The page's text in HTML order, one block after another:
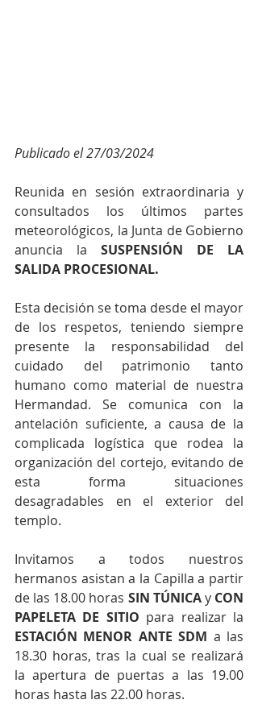
Publicado el 27/03/2024
Reunida en sesión extraordinaria y
consultados los últimos partes
meteorológicos, la Junta de Gobierno
anuncia la SUSPENSIÓN DE LA
SALIDA PROCESIONAL.
Esta decisión se toma desde el mayor
de los respetos, teniendo siempre
presente la responsabilidad del
cuidado del patrimonio tanto
humano como material de nuestra
Hermandad. Se comunica con la
antelación suficiente, a causa de la
complicada logística que rodea la
organización del cortejo, evitando de
esta forma situaciones
desagradables en el exterior del
templo.
Invitamos a todos nuestros
hermanos asistan a la Capilla a partir
de las 18.00 horas SIN TÚNICA y CON
PAPELETA DE SITIO
ESTACIÓN MENOR ANTE SDM a las
18.30 horas, tras la cual se realizará
la apertura de puertas a las 19.00
horas hasta las 22.00 horas.